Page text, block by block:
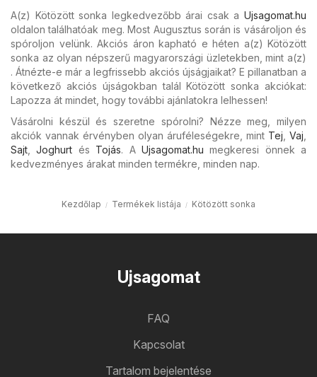
A(z) Kötözött sonka legkedvezőbb árai csak a Ujsagomat.hu
oldalon találhatóak meg. Most Augusztus során is vásároljon és
spóroljon velünk. Akciós áron kapható e héten a(z) Kötözött
sonka az olyan népszerű magyarországi üzletekben, mint a(z)
. Átnézte-e már a legfrissebb akciós újságjaikat? E pillanatban a
következő akciós újságokban talál Kötözött sonka akciókat:
Lapozza át mindet, hogy további ajánlatokra lelhessen!
Vásárolni készül és szeretne spórolni? Nézze meg, milyen
akciók vannak érvényben olyan áruféleségekre, mint Tej Vaj
Sajt ,Joghurt és Tojás. A Ujsagomat.hu megkeresi önnek a
kedvezményes árakat minden termékre, minden nap.
Kezdőlap Termékek listája Kötözött sonka
Ujsagomat
FAQ
Kapcsolat
Tartalom bejelentése